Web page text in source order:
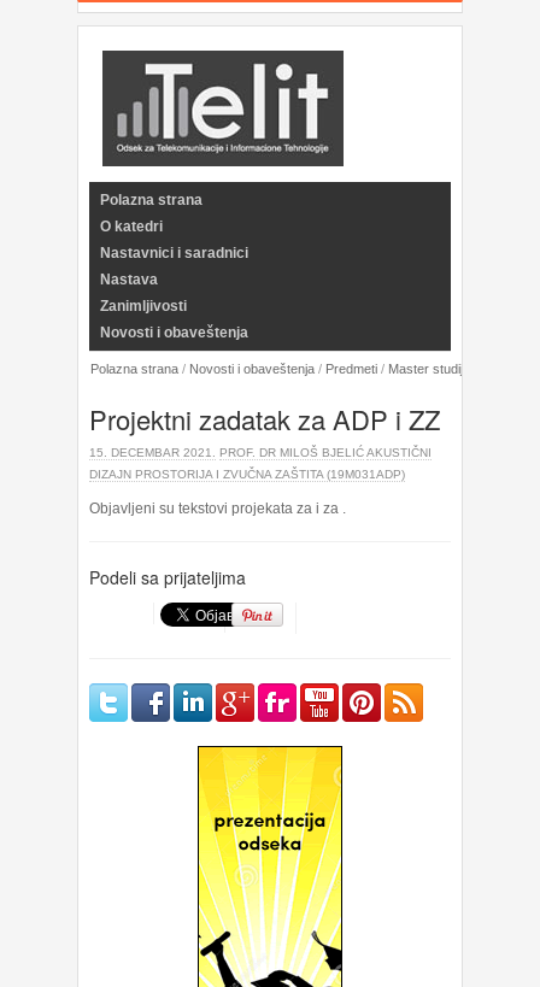
Polazna strana
O katedri
Nastavnici i saradnici
Nastava
Zanimljivosti
Novosti i obaveštenja
Polazna strana / Novosti i obaveštenja / Predmeti / Master studije
Projektni zadatak za ADP i ZZ
15. DECEMBAR 2021. PROF. DR MILOŠ BJELIĆAKUSTIČNI
DIZAJN PROSTORIJA I ZVUČNA ZAŠTITA (19M031ADP)
Objavljeni su tekstovi projekata za i za .
Podeli sa prijateljima